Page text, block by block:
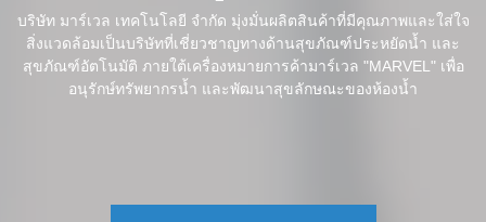
บริษัท มาร์เวล เทคโนโลยี จำกัด มุ่งมั่นผลิตสินค้าที่มีคุณภาพและใส่ใจ
สิ่งแวดล้อมเป็นบริษัทที่เชี่ยวชาญทางด้านสุขภัณฑ์ประหยัดน้ำ และ
สุขภัณฑ์อัตโนมัติ ภายใต้เครื่องหมายการค้ามาร์เวล "MARVEL" เพื่อ
อนุรักษ์ทรัพยากรน้ำ และพัฒนาสุขลักษณะของห้องน้ำ